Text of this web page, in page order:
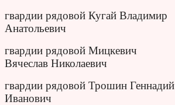
гвардии рядовой Кугай Владимир
Анатольевич
гвардии рядовой Мицкевич
Вячеслав Николаевич
гвардии рядовой Трошин Геннадий
Иванович